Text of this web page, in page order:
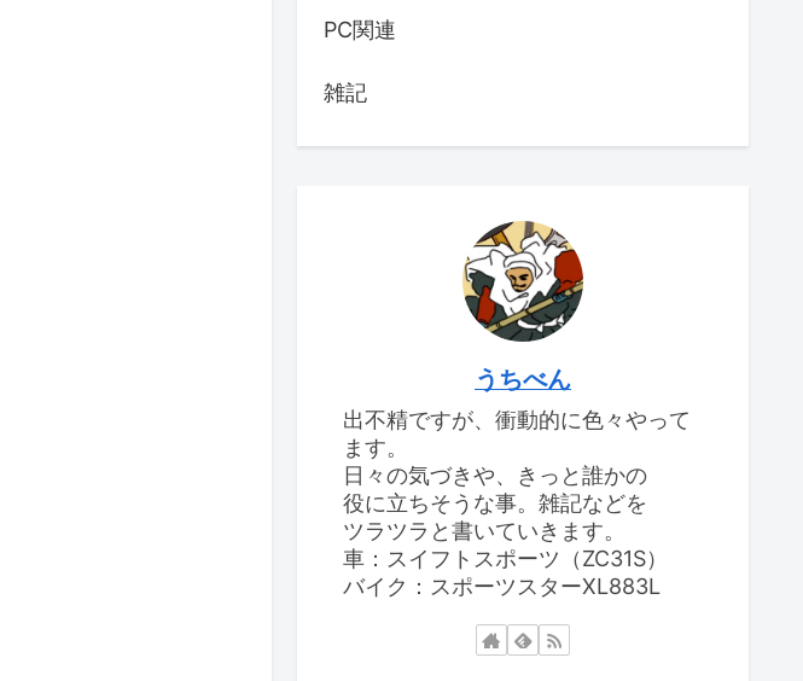
PC関連
雑記
うちべん
出不精ですが、衝動的に色々やって
ます。
日々の気づきや、きっと誰かの
役に立ちそうな事。雑記などを
ツラツラと書いていきます。
車：スイフトスポーツ（ZC31S）
バイク：スポーツスターXL883L